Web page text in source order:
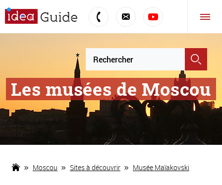
Les musées de Moscou
Moscou Sites à découvrir Musée Maïakovski